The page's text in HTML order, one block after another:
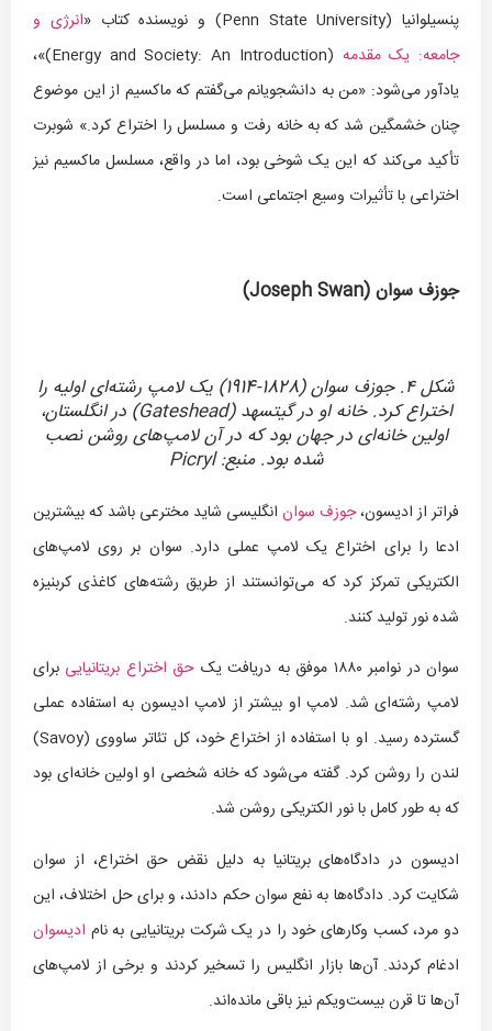
پنسیلوانیا (Penn State University) و نویسنده کتاب «
انرژی و
جامعه: یک مقدمه
(Energy and Society: An Introduction)»،
یادآور می‌شود: «من به دانشجویانم می‌گفتم که ماکسیم از این موضوع
چنان خشمگین شد که به خانه رفت و مسلسل را اختراع کرد.» شوبرت
تأکید می‌کند که این یک شوخی بود، اما در واقع، مسلسل ماکسیم نیز
اختراعی با تأثیرات وسیع اجتماعی است.
جوزف سوان (Joseph Swan
)
شکل ۴. جوزف سوان (1828-1914) یک لامپ رشته‌ای اولیه را
اختراع کرد. خانه او در گیتسهد (Gateshead) در انگلستان،
اولین خانه‌ای در جهان بود که در آن لامپ‌های روشن نصب
شده بود. منبع: Picryl
فراتر از ادیسون،جوزف سوان انگلیسی شاید مخترعی باشد که بیشترین
ادعا را برای اختراع یک لامپ عملی دارد. سوان بر روی لامپ‌های
الکتریکی تمرکز کرد که می‌توانستند از طریق رشته‌های کاغذی کربنیزه
شده نور تولید کنند.
سوان در نوامبر ۱۸۸۰ موفق به دریافت یک
حق اختراع بریتانیایی برای
لامپ رشته‌ای شد. لامپ او بیشتر از لامپ ادیسون به استفاده عملی
گسترده رسید. او با استفاده از اختراع خود، کل تئاتر ساووی (Savoy)
لندن را روشن کرد. گفته می‌شود که خانه شخصی او اولین خانه‌ای بود
که به طور کامل با نور الکتریکی روشن شد.
ادیسون در دادگاه‌های بریتانیا به دلیل نقض حق اختراع، از سوان
شکایت کرد. دادگاه‌ها به نفع سوان حکم دادند، و برای حل اختلاف، این
دو مرد، کسب‌ وکارهای خود را در یک شرکت بریتانیایی به نام ادیسوان
ادغام کردند. آن‌ها بازار انگلیس را تسخیر کردند و برخی از لامپ‌های
آن‌ها تا قرن بیست‌ویکم نیز باقی مانده‌اند.